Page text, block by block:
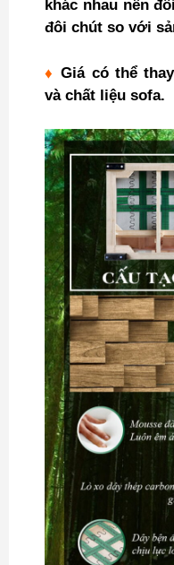
khác nhau nên
đôi chút so với
♦ Giá có thể
và chất liệu sofa.